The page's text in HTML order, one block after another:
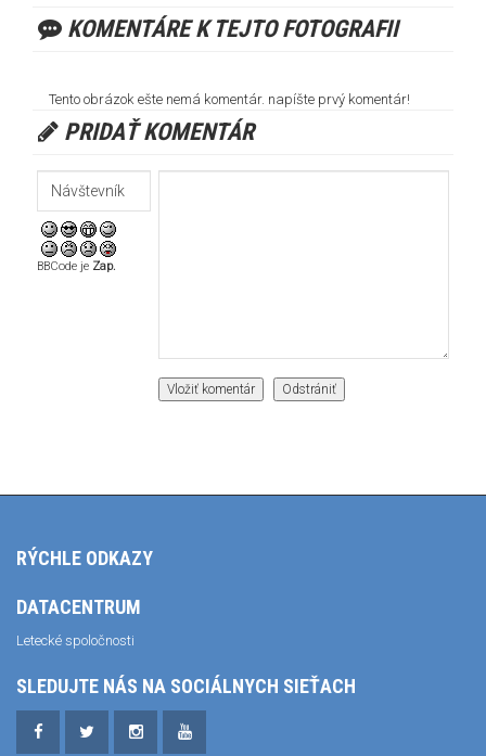
KOMENTÁRE K TEJTO FOTOGRAFII
Tento obrázok ešte nemá komentár. napíšte prvý komentár!
PRIDAŤ KOMENTÁR
BBCode je Zap.
RÝCHLE ODKAZY
DATACENTRUM
Letecké spoločnosti
SLEDUJTE NÁS NA SOCIÁLNYCH SIEŤACH